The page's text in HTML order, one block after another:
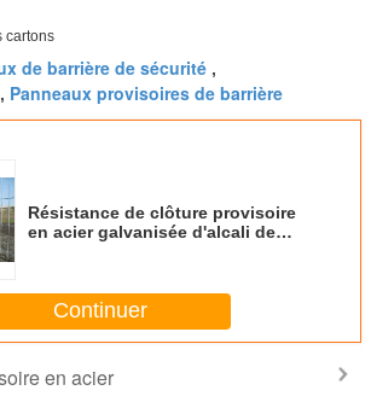
cartons
de barrière de sécurité ,
Panneaux provisoires de barrière
Résistance de clôture provisoire
en acier galvanisée d'alcali de
Continuer
en acier